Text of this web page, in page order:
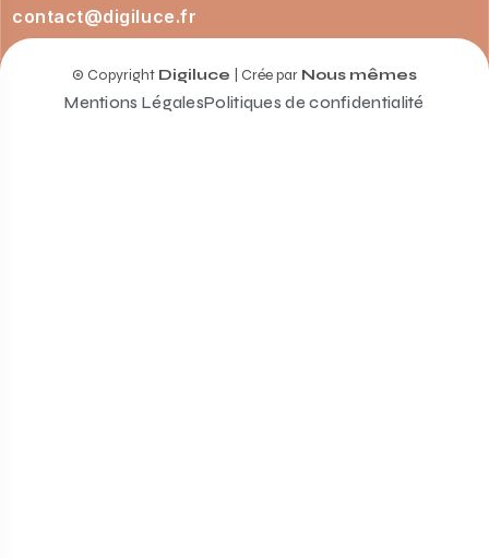
contact@digiluce.fr
© Copyright Digiluce | Crée par Nous mêmes
Mentions LégalesPolitiques de confidentialité